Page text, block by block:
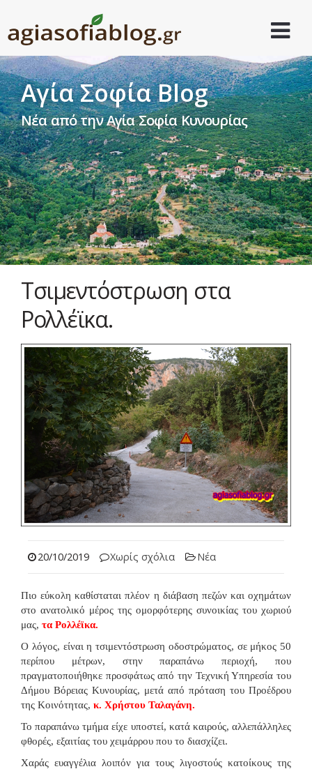
Αγία Σοφία Blog
Νέα από την Αγία Σοφία Κυνουρίας
Τσιμεντόστρωση στα
Ρολλέϊκα.
20/10/2019 Χωρίς σχόλια Νέα
Πιο εύκολη καθίσταται πλέον η διάβαση πεζών και οχημάτων
στο ανατολικό μέρος της ομορφότερης συνοικίας του χωριού
μας, ταΡολλέϊκα.
Ο λόγος, είναι η τσιμεντόστρωση οδοστρώματος, σε μήκος 50
περίπου μέτρων, στην παραπάνω περιοχή, που
πραγματοποιήθηκε προσφάτως από την Τεχνική Υπηρεσία του
Δήμου Βόρειας Κυνουρίας, μετά από πρόταση του Προέδρου
της Κοινότητας, κ. Χρήστου Ταλαγάνη.
Το παραπάνω τμήμα είχε υποστεί, κατά καιρούς, αλλεπάλληλες
φθορές, εξαιτίας του χειμάρρου που το διασχίζει.
Χαράς ευαγγέλια λοιπόν για τους λιγοστούς κατοίκους της